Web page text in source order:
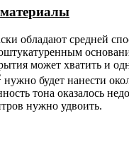
обладают средней
может хватить и
нужно будет нанести
тона оказалось
нужно удвоить.